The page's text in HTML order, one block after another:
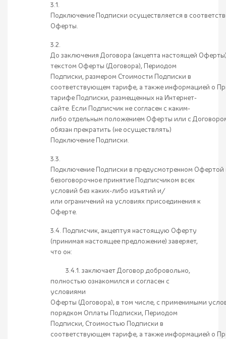
3.1.
Подключение Подписки осуществляется в
Оферты.
3.2.
До заключения Договора (акцепта настоящей
текстом Оферты (Договора), Периодом
Подписки, размером Стоимости Подписки в
соответствующем тарифе, а также информацией о
тарифе Подписки, размещенных на Интернет-
сайте. Если Подписчик не согласен с каким-
либо отдельным положением Оферты или с
обязан прекратить (не осуществлять)
Подключение Подписки.
3.3.
Подключение Подписки в предусмотренном Офертой
безоговорочное принятие Подписчиком всех
условий без каких-либо изъятий и/
или ограничений на условиях присоединения к
Оферте.
3.4. Подписчик, акцептуя настоящую Оферту
(принимая настоящее предложение) заверяет,
что он:
3.4.1. заключает Договор добровольно,
полностью ознакомился и согласен с
условиями
Оферты (Договора), в том числе, с применимыми
порядком Оплаты Подписки, Периодом
Подписки, Стоимостью Подписки в
соответствующем тарифе, а также информацией о